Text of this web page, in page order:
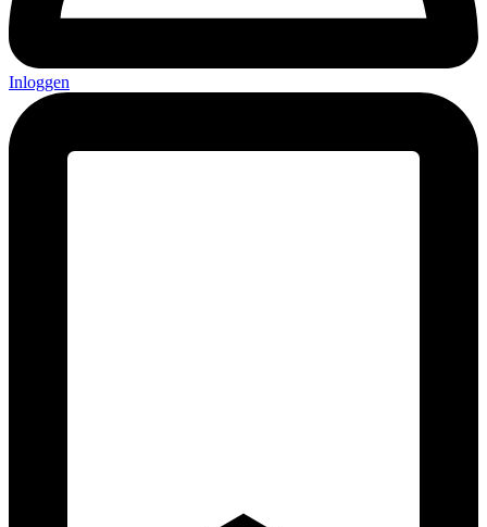
Inloggen